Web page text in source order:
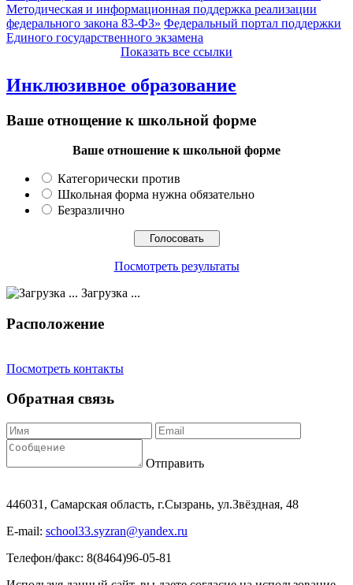
Методическая и информационная поддержка реализации
федерального закона 83-ФЗ» Федеральный портал поддержки
Единого государственного экзамена
Показать все ссылки
Инклюзивное образование
Ваше отнощение к школьной форме
Ваше отношение к школьной форме
Категорически против
Школьная форма нужна обязательно
Безразлично
Посмотреть результаты
Загрузка ...
Расположение
Посмотреть контакты
Обратная связь
Отправить
446031, Самарская область, г.Сызрань, ул.Звёздная, 48
E-mail: school33.syzran@yandex.ru
Телефон/факс: 8(8464)96-05-81